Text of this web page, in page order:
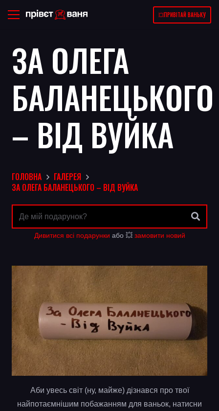
💥ПРИВІТАЙ ВАНЬКУ
ЗА ОЛЕГА
БАЛАНЕЦЬКОГО
– ВІД ВУЙКА
ГОЛОВНА
ГАЛЕРЕЯ
ЗА ОЛЕГА БАЛАНЕЦЬКОГО – ВІД ВУЙКА
Дивитися всі подарунки або 💥замовити новий
Аби увесь світ (ну, майже) дізнався про твої
найпотаємнішим побажанням для ваньок, натисни